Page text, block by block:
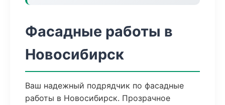
Фасадные работы в
Новосибирск
Ваш надежный подрядчик по фасадные
работы в Новосибирск. Прозрачное